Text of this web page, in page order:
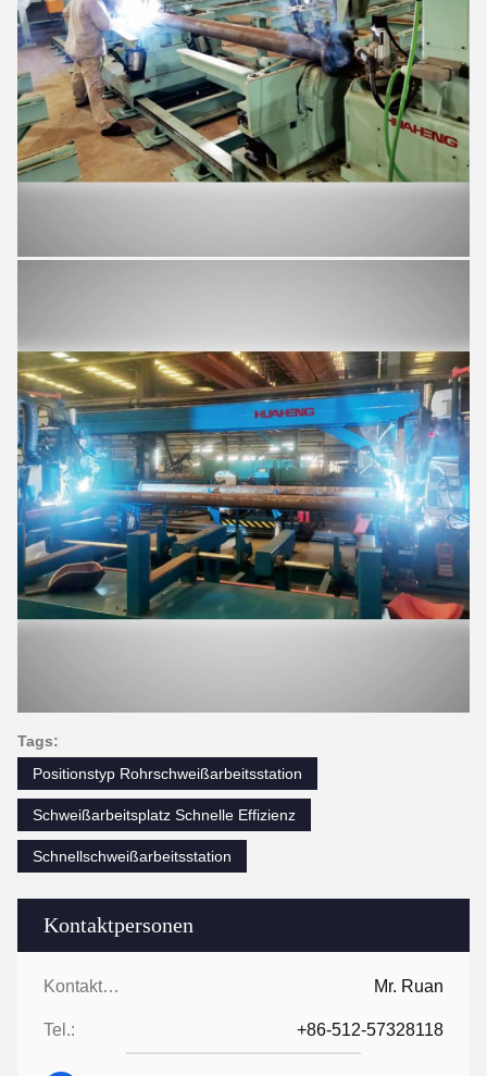
Kontaktpersonen
Kontaktpersonen: Mr. Ruan
Tel.: +86-512-57328118
Tags:
Positionstyp Rohrschweißarbeitsstation
Schweißarbeitsplatz Schnelle Effizienz
Schnellschweißarbeitsstation